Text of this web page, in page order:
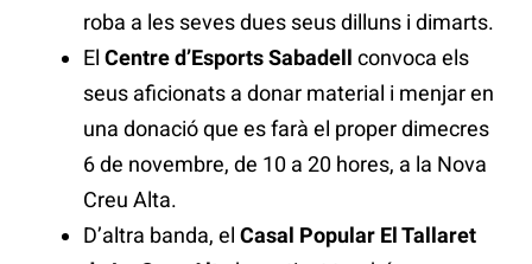
roba a les seves dues seus dilluns i dimarts.
El Centre d’Esports Sabadell convoca els
seus aficionats a donar material i menjar en
una donació que es farà el proper dimecres
6 de novembre, de 10 a 20 hores, a la Nova
Creu Alta.
D’altra banda, el Casal Popular El Tallaret